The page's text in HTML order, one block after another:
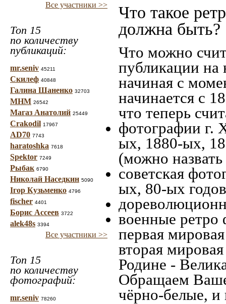
Все участники >>
Топ 15
по количеству
публикаций:
mr.seniv 45211
Скилеф 40848
Галина Шаненко 32703
МНМ 26542
Магаз Анатолий 25449
Crakodil 17967
AD70 7743
haratoshka 7618
Spektor 7249
Рыбак 6790
Николай Наседкин 5090
Ігор Кузьменко 4796
fischer 4401
Борис Ассеев 3722
alek48s 3394
Все участники >>
Топ 15
по количеству
фотографий:
mr.seniv 78260
Что такое
должна быть?
Что можно
публикации
начиная c
начинается с
что теперь
фотографии г.
ых, 1880-ых,
(можно
советская
ых, 80-ых
военные ретро
первая
вторая
Родине -
Обращаем
чёрно-белые, и